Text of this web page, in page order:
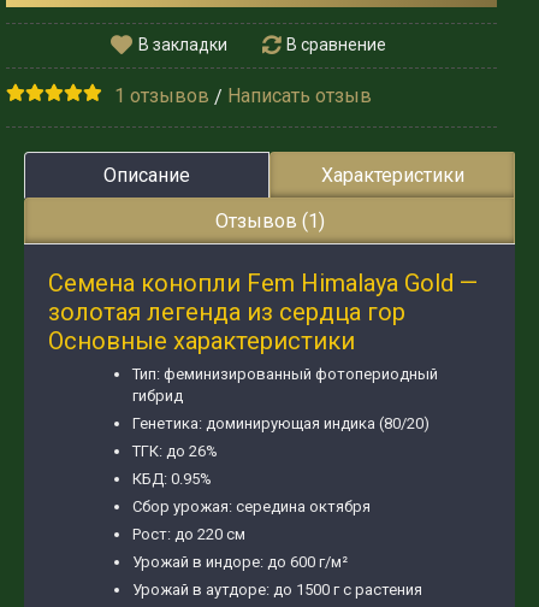
В закладки В сравнение
1 отзывов / Написать отзыв
Описание
Характеристики
Отзывов (1)
Семена конопли Fem Himalaya Gold —
золотая легенда из сердца гор
Основные характеристики
Тип: феминизированный фотопериодный
гибрид
Генетика: доминирующая индика (80/20)
ТГК: до 26%
КБД: 0.95%
Сбор урожая: середина октября
Рост: до 220 см
Урожай в индоре: до 600 г/м²
Урожай в аутдоре: до 1500 г с растения